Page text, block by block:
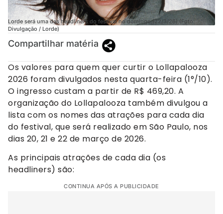
Lorde será uma das headliners do festival no domingo (22/3/26) (Foto:
Divulgação / Lorde)
Compartilhar matéria
Os valores para quem quer curtir o Lollapalooza
2026 foram divulgados nesta quarta-feira (1°/10).
O ingresso custam a partir de R$ 469,20. A
organização do Lollapalooza também divulgou a
lista com os nomes das atrações para cada dia
do festival, que será realizado em São Paulo, nos
dias 20, 21 e 22 de março de 2026.
As principais atrações de cada dia (os
headliners) são:
CONTINUA APÓS A PUBLICIDADE